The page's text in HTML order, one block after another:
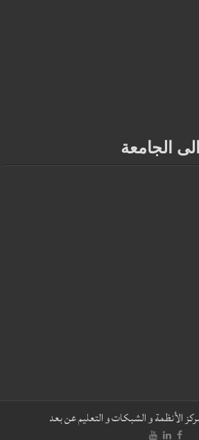
الجامعة
الأنظمة و الشبكات و التعليم عن بعد